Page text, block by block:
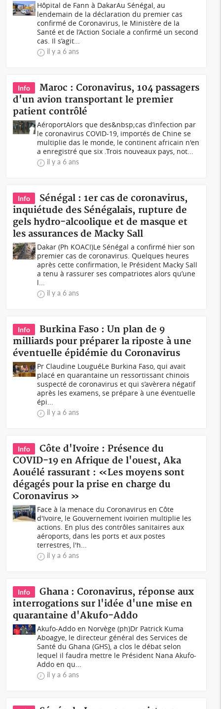
Hôpital de Fann à DakarAu Sénégal, au
lendemain de la déclaration du premier cas
confirmé de Coronavirus, le Ministère de la
Santé et de l’Action Sociale a confirmé un second
cas. Il s’agit...
il y a 6 ans
Info
Maroc : Coronavirus, 104 passagers
d'un avion transportant le premier
patient contrôlé
AéroportAlors que des&nbsp;cas d’infection par
le coronavirus COVID-19, importés de Chine se
multiplie das le monde, le continent africain n'en
a enregistré que six .Trois nouveaux pays, not...
il y a 6 ans
Info
Sénégal : 1er cas de coronavirus,
inquiétude des Sénégalais, rupture de
gels hydro-alcoolique et de masque et
les assurances de Macky Sall
Dakar (Ph KOACI)Le Sénégal a confirmé hier son
premier cas de coronavirus. Quelques heures
après cette confirmation, le Président Macky Sall
a tenu à rassurer ses compatriotes alors qu’une
l...
il y a 6 ans
Info
Burkina Faso : Un plan de 9
milliards pour préparer la riposte à une
éventuelle épidémie du Coronavirus
Pr Claudine LouguéLe Burkina Faso, qui avait
placé en quarantaine un ressortissant chinois
suspecté de coronavirus et qui s’avèrera négatif
après les examens, se prépare à une éventuelle
épi...
il y a 6 ans
Info
Côte d'Ivoire : Présence du
COVID-19 en Afrique de l'ouest, Aka
Aouélé rassurant : «Les moyens sont
dégagés pour la prise en charge du
Coronavirus »
Face à la menace du Coronavirus en Côte
d'Ivoire, le Gouvernement ivoirien multiplie les
actions. En plus des contrôles sanitaires aux
aéroports, dans les ports et aux postes
terrestres, l'h...
il y a 6 ans
Info
Ghana : Coronavirus, réponse aux
interrogations sur l'idée d'une mise en
quarantaine d'Akufo-Addo
Akufo-Addo en Norvège (ph)Dr Patrick Kuma
Aboagye, le directeur général des Services de
Santé du Ghana (GHS), a clos le débat selon
lequel il faudra mettre le Président Nana Akufo-
Addo en qu...
il y a 6 ans